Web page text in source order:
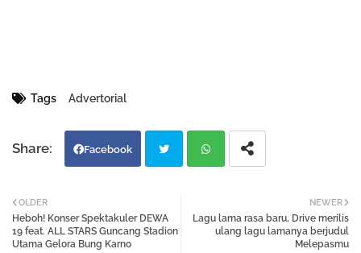
Tags Advertorial
Facebook
tter atsa
NEWER
Lagu lama rasa baru, Drive merilis
ulang lagu lamanya berjudul
Melepasmu
OLDER
Heboh! Konser Spektakuler DEWA
19 feat. ALL STARS Guncang Stadion
Utama Gelora Bung Karno